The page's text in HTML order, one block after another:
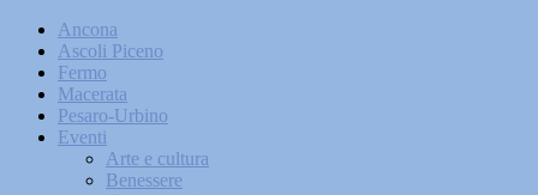
Ancona
Ascoli Piceno
Fermo
Macerata
Pesaro-Urbino
Eventi
Arte e cultura
Benessere